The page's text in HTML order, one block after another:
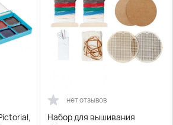
нет отзывов
Набор для вышивания